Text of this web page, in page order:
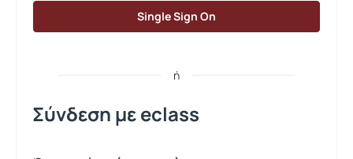
Single Sign On
ή
Σύνδεση με eclass